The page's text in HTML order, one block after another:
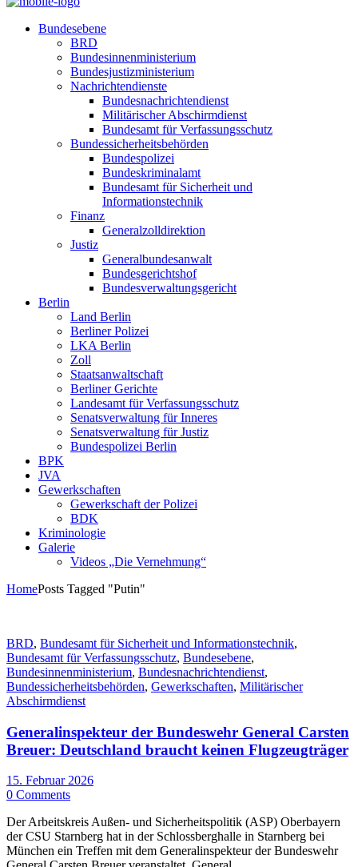
Bundesebene
BRD
Bundesinnenministerium
Bundesjustizministerium
Nachrichtendienste
Bundesnachrichtendienst
Militärischer Abschirmdienst
Bundesamt für Verfassungsschutz
Bundessicherheitsbehörden
Bundespolizei
Bundeskriminalamt
Bundesamt für Sicherheit und
Informationstechnik
Finanz
Generalzolldirektion
Justiz
Generalbundesanwalt
Bundesgerichtshof
Bundesverwaltungsgericht
Berlin
Land Berlin
Berliner Polizei
LKA Berlin
Zoll
Staatsanwaltschaft
Berliner Gerichte
Landesamt für Verfassungsschutz
Senatsverwaltung für Inneres
Senatsverwaltung für Justiz
Bundespolizei Berlin
BPK
JVA
Gewerkschaften
Gewerkschaft der Polizei
BDK
Kriminologie
Galerie
Videos „Die Vernehmung“
HomePosts Tagged "Putin"
BRD, Bundesamt für Sicherheit und Informationstechnik,
Bundesamt für Verfassungsschutz, Bundesebene,
Bundesinnenministerium, Bundesnachrichtendienst,
Bundessicherheitsbehörden, Gewerkschaften, Militärischer
Abschirmdienst
Generalinspekteur der Bundeswehr General Carsten
Breuer: Deutschland braucht keinen Flugzeugträger
15. Februar 2026
0 Comments
Der Arbeitskreis Außen- und Sicherheitspolitik (ASP) Oberbayern
der CSU Starnberg hat in der Schlossberghalle in Starnberg bei
München ein Treffen mit dem Generalinspekteur der Bundeswehr